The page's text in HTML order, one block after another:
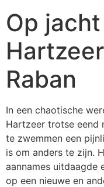
Op
Raban
In een chaotische
Hartzeer trotse eend
te zwemmen een
is om anders te zijn.
aannames uitdaagde
op een nieuwe en